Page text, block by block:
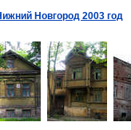
Новгород 2003 год